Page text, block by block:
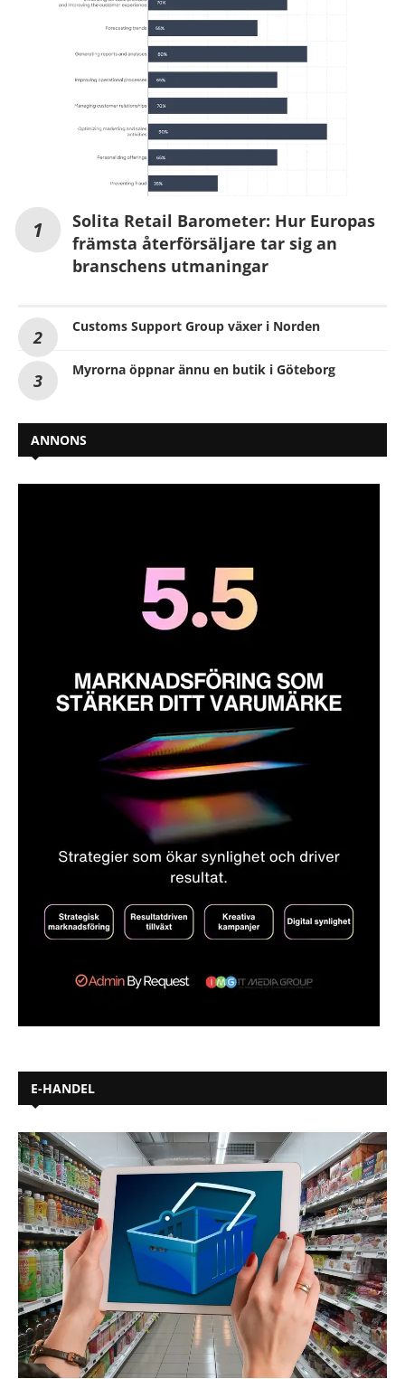
Solita Retail Barometer: Hur Europas
främsta återförsäljare tar sig an
branschens utmaningar
Customs Support Group växer i Norden
Myrorna öppnar ännu en butik i Göteborg
ANNONS
E-HANDEL